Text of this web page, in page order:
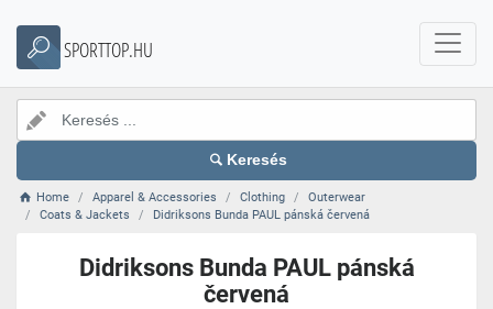
SPORTTOP.HU
Keresés
Home Apparel & Accessories Clothing
Outerwear
Coats & Jackets
Didriksons Bunda PAUL pánská červená
Didriksons Bunda PAUL pánská
červená